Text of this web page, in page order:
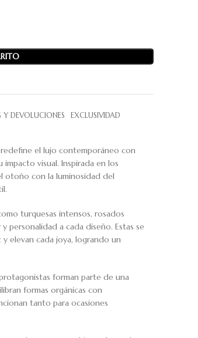
DEVOLUCIONES EXCLUSIVIDAD
el lujo contemporáneo con
visual. Inspirada en los
otoño con la luminosidad del
turquesas intensos, rosados
personalidad a cada diseño. Estas se
elevan cada joya, logrando un
forman parte de una
formas orgánicas con
tanto para ocasiones